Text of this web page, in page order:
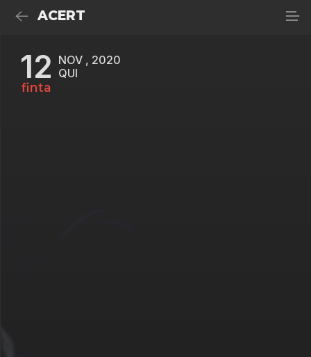
ACERT
12
NOV , 2020
QUI
finta